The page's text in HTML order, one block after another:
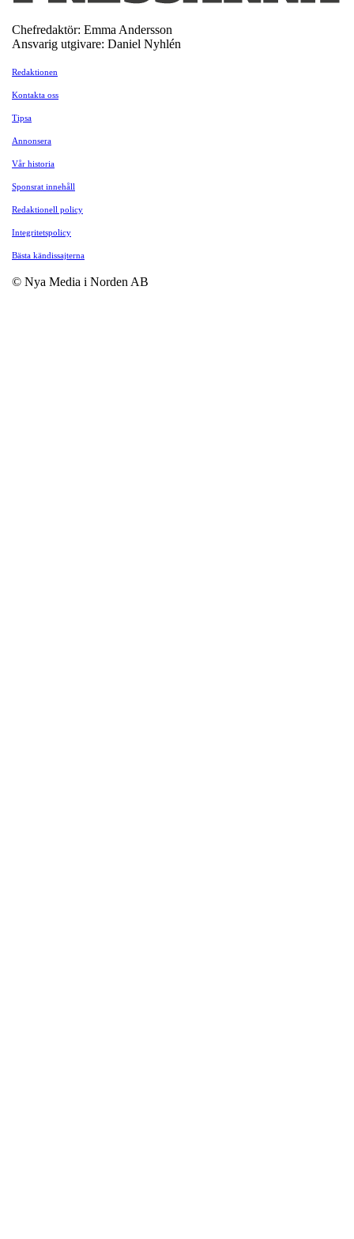
Chefredaktör: Emma Andersson
Ansvarig utgivare: Daniel Nyhlén
Redaktionen
Kontakta oss
Tipsa
Annonsera
Vår historia
Sponsrat innehåll
Redaktionell policy
Integritetspolicy
Bästa kändissajterna
© Nya Media i Norden AB